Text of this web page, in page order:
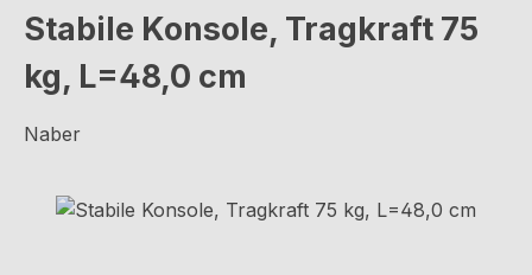
Stabile Konsole, Tragkraft 75
kg, L=48,0 cm
Naber
Bildergalerie überspringen